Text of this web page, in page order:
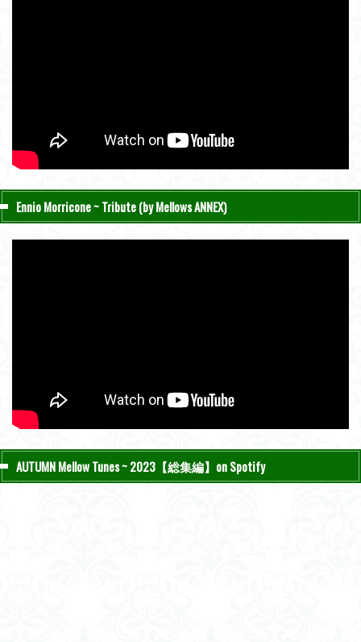
Ennio Morricone ~ Tribute (by Mellows ANNEX)
AUTUMN Mellow Tunes ~ 2023【総集編】on Spotify